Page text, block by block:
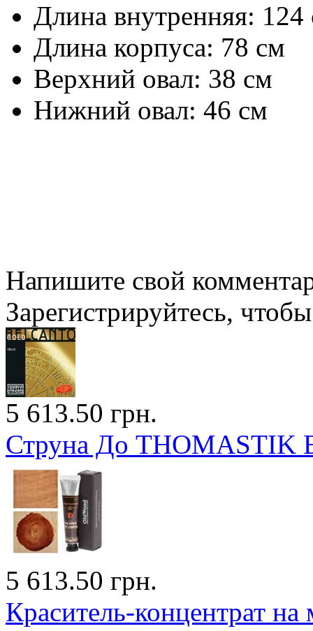
Длина внутренняя: 124
Длина корпуса: 78 см
Верхний овал: 38 см
Нижний овал: 46 см
Напишите свой
Зарегистрируйтесь,
5 613.50 грн.
Струна До THOMASTIK
5 613.50 грн.
Краситель-концентрат